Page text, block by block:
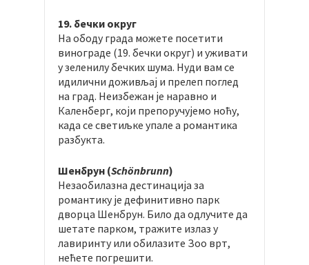
19. бечки округ
На ободу града можете посетити
винограде (19. бечки округ) и уживати
у зеленилу бечких шума. Нуди вам се
идилични доживљај и прелеп поглед
на град. Неизбежан је наравно и
Каленберг, који препоручујемо ноћу,
када се светиљке упале а романтика
разбукта.
Шенбрун (Schönbrunn)
Незаобилазна дестинација за
романтику је дефинитивно парк
дворца Шенбрун. Било да одлучите да
шетате парком, тражите излаз у
лавиринту или обилазите Зоо врт,
нећете погрешити.